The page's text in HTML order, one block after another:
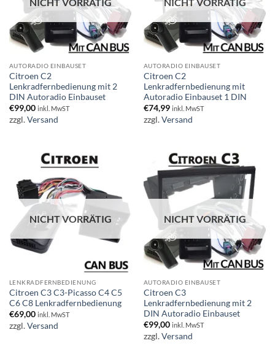
AUTORADIO EINBAUSET
Citroen C2
Lenkradfernbedienung mit 2
DIN Autoradio Einbauset
€99,00 inkl. MwST
zzgl.Versand
AUTORADIO EINBAUSET
Citroen C2
Lenkradfernbedienung mit
Autoradio Einbauset 1 DIN
€74,99 inkl. MwST
zzgl.Versand
NICHT VORRÄTIG
LENKRADFERNBEDIENUNG
Citroen C3 C3-Picasso C4 C5
C6 C8 Lenkradfernbedienung
€69,00 inkl. MwST
zzgl.Versand
NICHT VORRÄTIG
AUTORADIO EINBAUSET
Citroen C3
Lenkradfernbedienung mit 2
DIN Autoradio Einbauset
€99,00 inkl. MwST
zzgl.Versand